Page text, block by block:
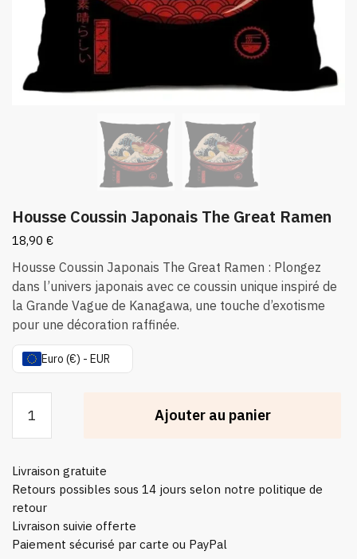
Housse Coussin Japonais The Great Ramen
18,90 €
Housse Coussin Japonais The Great Ramen : Plongez
dans l’univers japonais avec ce coussin unique inspiré de
la Grande Vague de Kanagawa, une touche d’exotisme
pour une décoration raffinée.
Euro (€) - EUR
Housse
Japonais
The
Great
Ramen
Ajouter au panier
Livraison gratuite
Retours possibles sous 14 jours selon notre politique de
retour
Livraison suivie offerte
Paiement sécurisé par carte ou PayPal